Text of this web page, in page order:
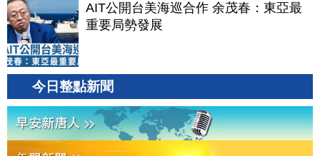
AIT公開台美海巡合作 余茂春：東亞最
重要局勢發展
今日整點新聞